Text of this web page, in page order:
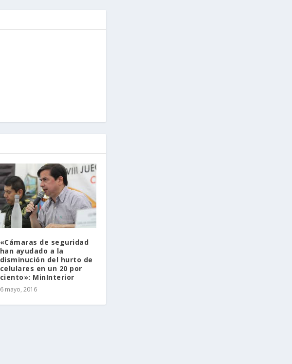
«Cámaras de seguridad
han ayudado a la
disminución del hurto de
celulares en un 20 por
ciento»: MinInterior
6 mayo, 2016